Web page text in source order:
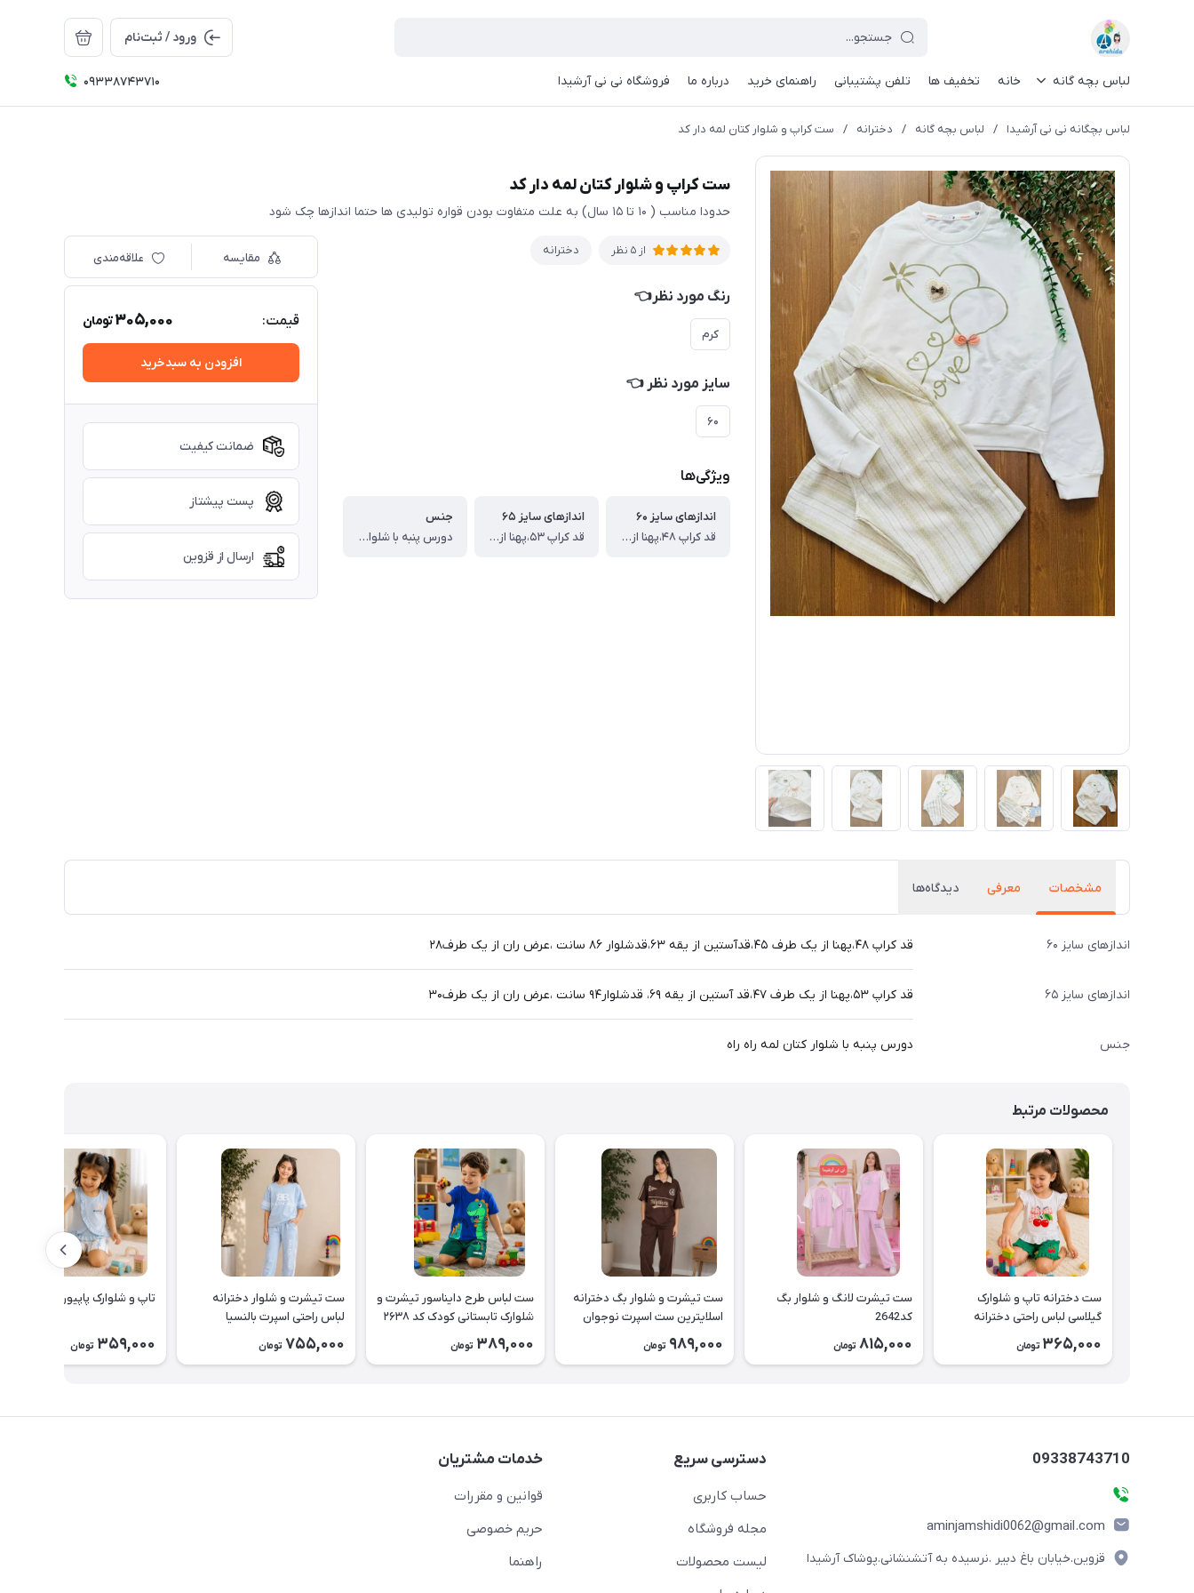
ورود / ثبت‌نام
لباس بچه گانه خانه تخفیف ها تلفن پشتیبانی راهنمای خرید درباره ما فروشگاه نی نی آرشیدا 09338743710
لباس بچگانه نی نی آرشیدا / لباس بچه گانه / دخترانه / ست کراپ و شلوار کتان لمه دار کد
ست کراپ و شلوار کتان لمه دار کد
حدودا مناسب ( ۱۰ تا ۱۵ سال) به علت متفاوت بودن قواره تولیدی ها حتما اندازها چک شود
از 5 نظر دخترانه
رنگ مورد نظر👈
کرم
سایز مورد نظر 👈
۶۰
ویژگی‌ها
اندازهای سایز ۶۰
قد کراپ ۴۸،پهنا از یک طرف ۴۵،قدآستین از یقه ۶۳،قدشلوار ۸۶ سانت ،عرض ران از یک طرف۲۸
اندازهای سایز ۶۵
قد کراپ ۵۳،پهنا از یک طرف ۴۷،قد آستین از یقه ۶۹، قدشلوار۹۴ سانت ،عرض ران از یک طرف۳۰
جنس
دورس پنبه با شلوار کتان لمه راه راه
مقایسه علاقه‌مندی
قیمت: 305,000تومان
افزودن به سبدخرید
ضمانت کیفیت
پست پیشتاز
ارسال از قزوین
مشخصات معرفی دیدگاه‌ها
اندازهای سایز ۶۰ قد کراپ ۴۸،پهنا از یک طرف ۴۵،قدآستین از یقه ۶۳،قدشلوار ۸۶ سانت ،عرض ران از یک طرف۲۸
اندازهای سایز ۶۵ قد کراپ ۵۳،پهنا از یک طرف ۴۷،قد آستین از یقه ۶۹، قدشلوار۹۴ سانت ،عرض ران از یک طرف۳۰
جنس دورس پنبه با شلوار کتان لمه راه راه
محصولات مرتبط
ست دخترانه تاپ و شلوارک
گیلاسی لباس راحتی دخترانه
365,000 تومان
ست تیشرت لانگ و شلوار بگ
کد2642
815,000 تومان
ست تیشرت و شلوار بگ دخترانه
اسلایترین ست اسپرت نوجوان
989,000 تومان
ست لباس طرح دایناسور تیشرت و
شلوارک تابستانی کودک کد ۲۶۳۸
389,000 تومان
ست تیشرت و شلوار دخترانه
لباس راحتی اسپرت بالنسیا
دخترانه۲۶۳۷
755,000 تومان
تاپ و شلوارک پاپیون کد ۲۶۳۵
359,000 تومان
09338743710
aminjamshidi0062@gmail.com
قزوین.خیابان باغ دبیر .نرسیده به آتشنشانی.پوشاک آرشیدا
دسترسی سریع
حساب کاربری
مجله فروشگاه
لیست محصولات
خدمات مشتریان
قوانین و مقررات
حریم خصوصی
راهنما